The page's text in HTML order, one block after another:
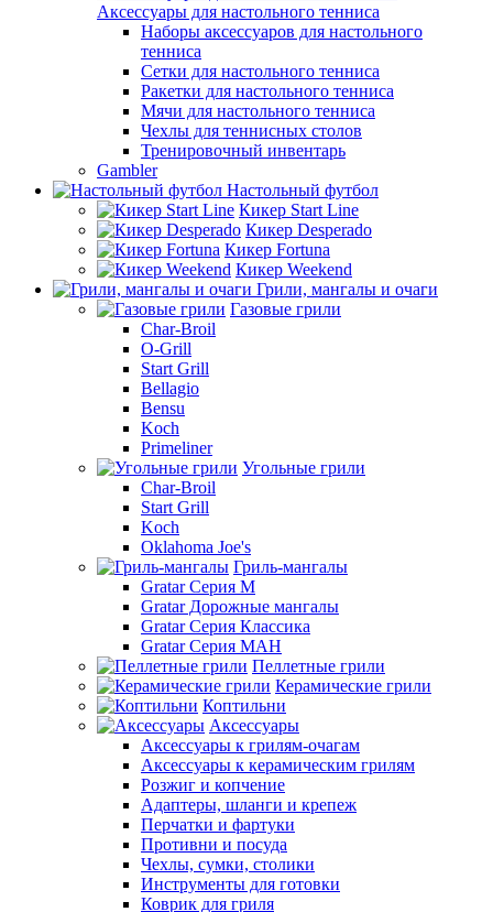
Аксессуары для настольного тенниса
Наборы аксессуаров для настольного
тенниса
Сетки для настольного тенниса
Ракетки для настольного тенниса
Мячи для настольного тенниса
Чехлы для теннисных столов
Тренировочный инвентарь
Gambler
Настольный футбол
Кикер Start Line
Кикер Desperado
Кикер Fortuna
Кикер Weekend
Грили, мангалы и очаги
Газовые грили
Char-Broil
O-Grill
Start Grill
Bellagio
Bensu
Koch
Primeliner
Угольные грили
Char-Broil
Start Grill
Koch
Oklahoma Joe's
Гриль-мангалы
Gratar Серия M
Gratar Дорожные мангалы
Gratar Серия Классика
Gratar Серия МАН
Пеллетные грили
Керамические грили
Коптильни
Аксессуары
Аксессуары к грилям-очагам
Аксессуары к керамическим грилям
Розжиг и копчение
Адаптеры, шланги и крепеж
Перчатки и фартуки
Противни и посуда
Чехлы, сумки, столики
Инструменты для готовки
Коврик для гриля